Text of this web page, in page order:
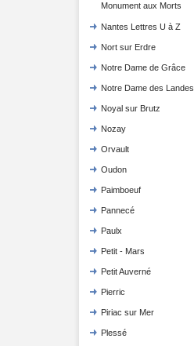
Monument aux Morts
Nantes Lettres U à Z
Nort sur Erdre
Notre Dame de Grâce
Notre Dame des Landes
Noyal sur Brutz
Nozay
Orvault
Oudon
Paimboeuf
Pannecé
Paulx
Petit - Mars
Petit Auverné
Pierric
Piriac sur Mer
Plessé